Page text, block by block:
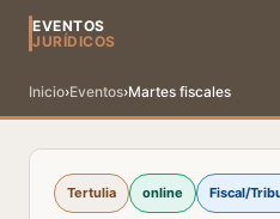
EVENTOS
JURÍDICOS
Inicio›Eventos›Martes fiscales
Tertulia online Fiscal/